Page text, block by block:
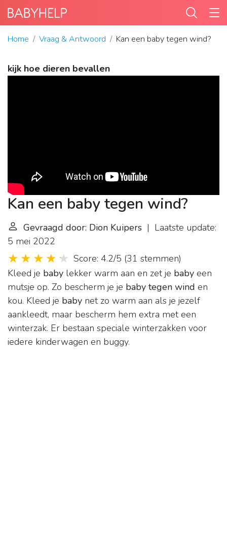
Home Vraag & Antwoord Kan een baby tegen wind?
kijk hoe dieren bevallen
Kan een baby tegen wind?
Gevraagd door: Dion Kuipers | Laatste update:
5 mei 2022
Score: 4.2/5 (31 stemmen)
Kleed je baby lekker warm aan en zet je baby een
mutsje op. Zo bescherm je je baby tegen wind en
kou. Kleed je baby net zo warm aan als je jezelf
aankleedt, maar bescherm hem extra met een
winterzak. Er bestaan speciale winterzakken voor
iedere kinderwagen en buggy.